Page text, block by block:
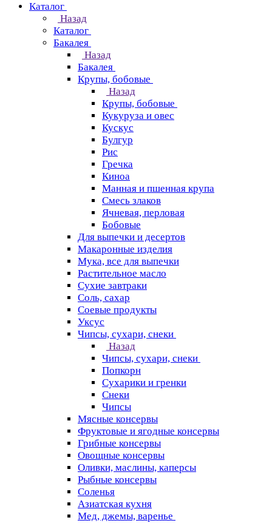
Каталог
Назад
Каталог
Бакалея
Назад
Бакалея
Крупы, бобовые
Назад
Крупы, бобовые
Кукуруза и овес
Кускус
Булгур
Рис
Гречка
Киноа
Манная и пшенная крупа
Смесь злаков
Ячневая, перловая
Бобовые
Для выпечки и десертов
Макаронные изделия
Мука, все для выпечки
Растительное масло
Сухие завтраки
Соль, сахар
Соевые продукты
Уксус
Чипсы, сухари, снеки
Назад
Чипсы, сухари, снеки
Попкорн
Сухарики и гренки
Снеки
Чипсы
Мясные консервы
Фруктовые и ягодные консервы
Грибные консервы
Овощные консервы
Оливки, маслины, каперсы
Рыбные консервы
Соленья
Азиатская кухня
Мед, джемы, варенье